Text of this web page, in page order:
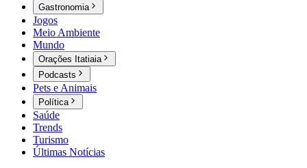
Gastronomia
Jogos
Meio Ambiente
Mundo
Orações Itatiaia
Podcasts
Pets e Animais
Política
Saúde
Trends
Turismo
Últimas Notícias